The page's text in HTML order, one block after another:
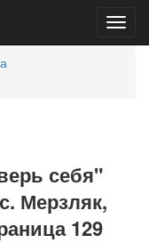
себя"
Мерзляк,
129